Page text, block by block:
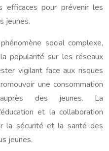
efficaces pour prévenir les
jeunes.
social complexe,
popularité sur les réseaux
vigilant face aux risques
une consommation
auprès des jeunes. La
et la collaboration
la sécurité et la santé des
jeunes.